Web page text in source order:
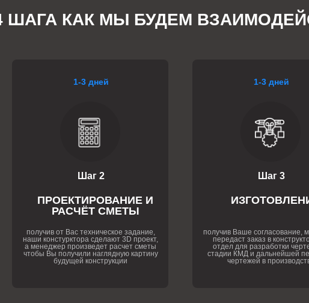
ШАГА КАК МЫ БУДЕМ
1-3 дней
Шаг 3
получив Ваше согласование,
передаст заказ в
отдел для разработки
стадии КМД и дальнейшей
чертежей в
1-3 дней
Шаг 2
ПРОЕКТИРОВАНИЕ И
РАСЧЁТ СМЕТЫ
получив от Вас техническое задание,
наши констурктора сделают 3D проект,
а менеджер произведет расчет сметы
чтобы Вы получили наглядную картину
будущей конструкции